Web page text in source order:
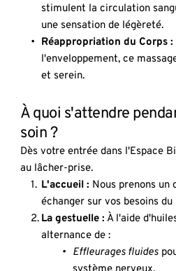
stimulent la circulation
une sensation de légèreté.
Réappropriation du Corps :
l'enveloppement, ce
et serein.
À quoi s'attendre
soin ?
Dès votre entrée dans l'Espace
au lâcher-prise.
L'accueil : Nous prenons
échanger sur vos besoins
La gestuelle : À l'aide
alternance de :
Effleurages fluides